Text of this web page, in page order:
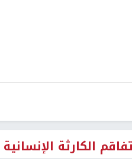
الكارثة الإنسانية